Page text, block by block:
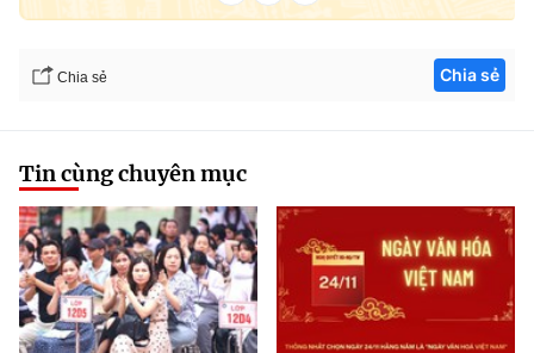
Chia sẻ Chia sẻ
Tin cùng chuyên mục